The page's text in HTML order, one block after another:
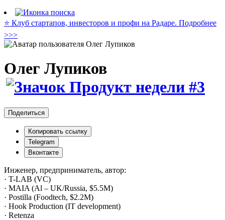
⭐️ Клуб стартапов, инвесторов и профи на Радаре. Подробнее
>>>
Олег Лупиков
Поделиться
Копировать ссылку
Telegram
Вконтакте
Инженер, предприниматель, автор:
· T-LAB (VC)
· MAIA (Al – UK/Russia, $5.5M)
· Postilla (Foodtech, $2.2M)
· Hook Production (IT development)
· Retenza